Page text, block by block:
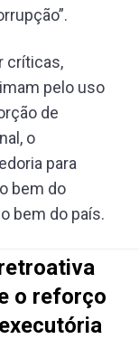
críticas,
pelo uso
de
o
para
bem do
bem do país.
o reforço